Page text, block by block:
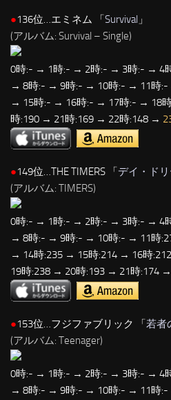
●136位…エミネム 「 Survival 」
(アルバム: Survival – Single)
0時:- → 1時:- → 2時:- → 3時:- → 4
→ 8時:- → 9時:- → 10時:- → 11時
→ 15時:- → 16時:- → 17時:- → 18
時:190 → 21時:169 → 22時:148 →
●149位…THE TIMERS 「デイ・ド
(アルバム: TIMERS)
0時:- → 1時:- → 2時:- → 3時:- → 4
→ 8時:- → 9時:- → 10時:- → 11時
→ 14時:235 → 15時:214 → 16時
19時:238 → 20時:193 → 21時:174
●153位…フジファブリック 「若者
(アルバム: Teenager)
0時:- → 1時:- → 2時:- → 3時:- → 4
→ 8時:- → 9時:- → 10時:- → 11時